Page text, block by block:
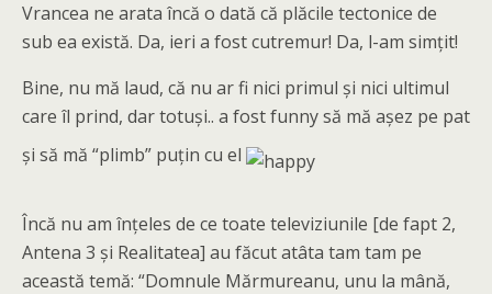
Vrancea ne arata încă o dată că plăcile tectonice de
sub ea există. Da, ieri a fost cutremur! Da, l-am simţit!
Bine, nu mă laud, că nu ar fi nici primul şi nici ultimul
care îl prind, dar totuşi.. a fost funny să mă aşez pe pat
şi să mă “plimb” puţin cu el
Încă nu am înţeles de ce toate televiziunile [de fapt 2,
Antena 3 şi Realitatea] au făcut atâta tam tam pe
această temă: “Domnule Mărmureanu, unu la mână,